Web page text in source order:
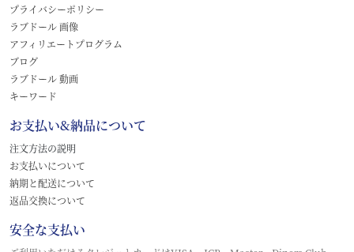
プライバシーポリシー
ラブドール 画像
アフィリエートプログラム
ブログ
ラブドール 動画
キーワード
お支払い&納品について
注文方法の説明
お支払いについて
納期と配送について
返品交換について
安全な支払い